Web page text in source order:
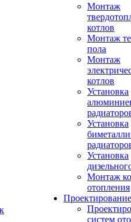
Монтаж
котлов
Монтаж
пола
Монтаж
котлов
Установка
Установка
Установка
Монтаж
отопления
Проектирование
систем